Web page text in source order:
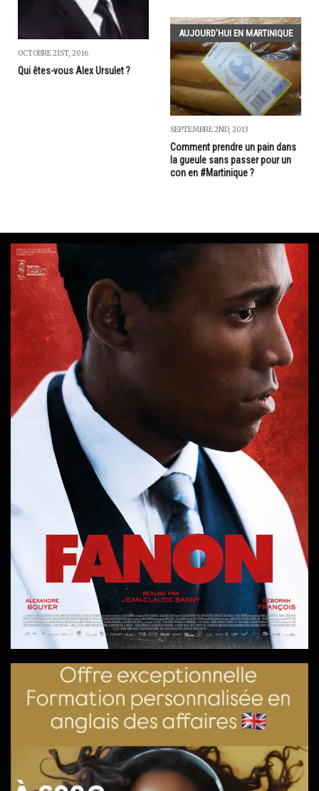
OCTOBRE 21ST, 2016
Qui êtes-vous Alex Ursulet ?
AUJOURD'HUI EN MARTINIQUE
SEPTEMBRE 2ND, 2013
Comment prendre un pain dans
la gueule sans passer pour un
con en #Martinique ?